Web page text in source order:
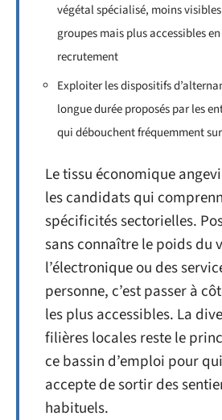
végétal spécialisé, moins
groupes mais plus accessibles
recrutement
Exploiter les dispositifs
longue durée proposés par les
qui débouchent fréquemment
Le tissu économique
les candidats qui
spécificités sectorielles.
sans connaître le poids du
l’électronique ou des
personne, c’est passer à
les plus accessibles. La
filières locales reste le
ce bassin d’emploi pour
accepte de sortir des
habituels.